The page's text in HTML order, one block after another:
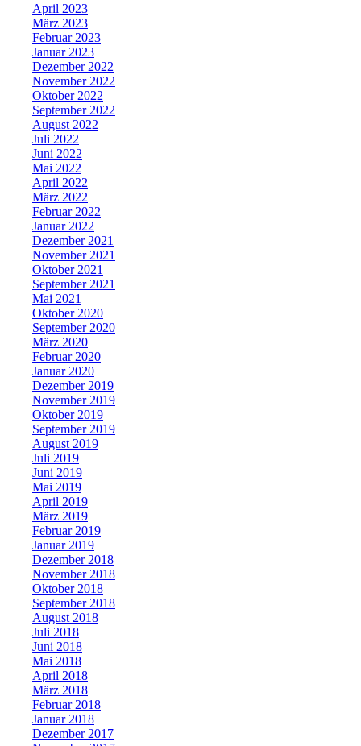
April 2023
März 2023
Februar 2023
Januar 2023
Dezember 2022
November 2022
Oktober 2022
September 2022
August 2022
Juli 2022
Juni 2022
Mai 2022
April 2022
März 2022
Februar 2022
Januar 2022
Dezember 2021
November 2021
Oktober 2021
September 2021
Mai 2021
Oktober 2020
September 2020
März 2020
Februar 2020
Januar 2020
Dezember 2019
November 2019
Oktober 2019
September 2019
August 2019
Juli 2019
Juni 2019
Mai 2019
April 2019
März 2019
Februar 2019
Januar 2019
Dezember 2018
November 2018
Oktober 2018
September 2018
August 2018
Juli 2018
Juni 2018
Mai 2018
April 2018
März 2018
Februar 2018
Januar 2018
Dezember 2017